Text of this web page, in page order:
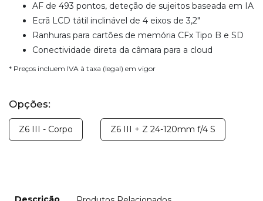
AF de 493 pontos, deteção de sujeitos baseada em IA
Ecrã LCD tátil inclinável de 4 eixos de 3,2"
Ranhuras para cartões de memória CFx Tipo B e SD
Conectividade direta da câmara para a cloud
* Preços incluem IVA à taxa (legal) em vigor
Opções:
Z6 III - Corpo Z6 III + Z 24-120mm f/4 S